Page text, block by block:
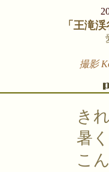
「王滝
撮影
き
暑
こ